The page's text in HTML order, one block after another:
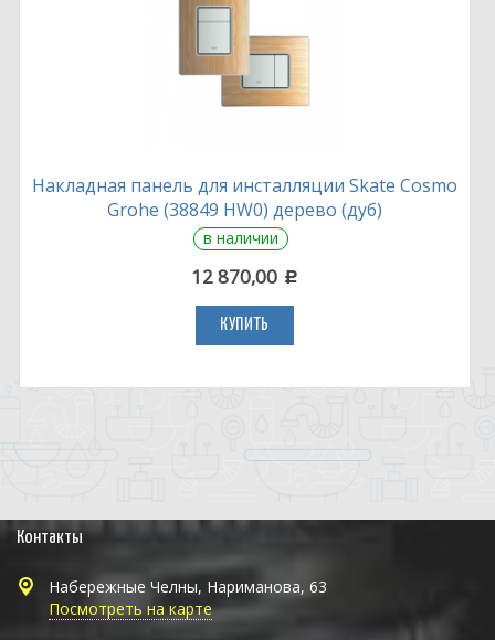
Накладная панель для инсталляции Skate Cosmo
Grohe (38849 HW0) дерево (дуб)
в наличии
12 870,00 c
КУПИТЬ
Контакты
Набережные Челны, Нариманова, 63
Посмотреть на карте